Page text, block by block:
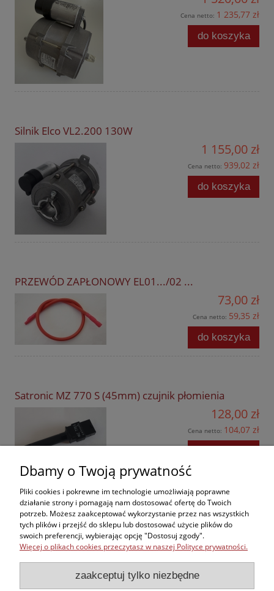
Cena netto: 1 235,77 zł
do koszyka
Silnik Elco VL2.200 130W
1 155,00 zł
Cena netto: 939,02 zł
do koszyka
PRZEWÓD ZAPŁONOWY EL01.../02 ...
73,00 zł
Cena netto: 59,35 zł
do koszyka
Satronic MZ 770 S (45mm) czujnik płomienia
128,00 zł
Cena netto: 104,07 zł
Zakupy
Kontakt
Informacje
Dbamy o Twoją prywatność
Pliki cookies i pokrewne im technologie umożliwiają poprawne
działanie strony i pomagają nam dostosować ofertę do Twoich
potrzeb. Możesz zaakceptować wykorzystanie przez nas wszystkich
tych plików i przejść do sklepu lub dostosować użycie plików do
swoich preferencji, wybierając opcję "Dostosuj zgody".
Więcej o plikach cookies przeczytasz w naszej Polityce prywatności.
zaakceptuj tylko niezbędne